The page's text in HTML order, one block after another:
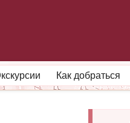
Как добраться